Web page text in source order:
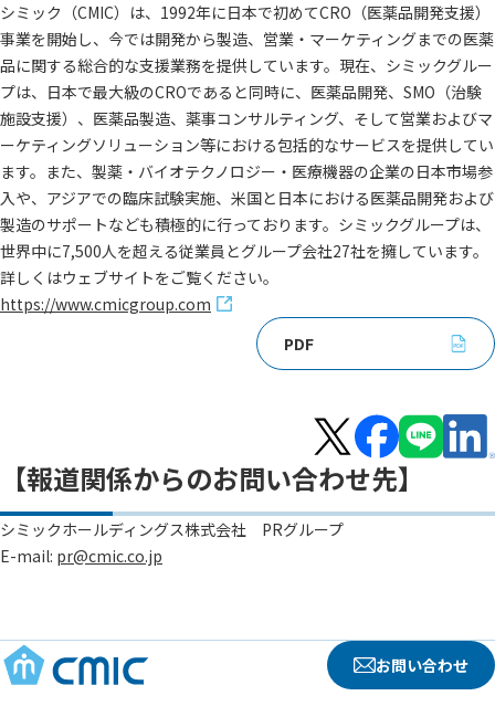
シミック（CMIC）は、1992年に日本で初めてCRO（医薬品開発支援）
事業を開始し、今では開発から製造、営業・マーケティングまでの医薬
品に関する総合的な支援業務を提供しています。現在、シミックグルー
プは、日本で最大級のCROであると同時に、医薬品開発、SMO（治験
施設支援）、医薬品製造、薬事コンサルティング、そして営業およびマ
ーケティングソリューション等における包括的なサービスを提供してい
ます。また、製薬・バイオテクノロジー・医療機器の企業の日本市場参
入や、アジアでの臨床試験実施、米国と日本における医薬品開発および
製造のサポートなども積極的に行っております。シミックグループは、
世界中に7,500人を超える従業員とグループ会社27社を擁しています。
詳しくはウェブサイトをご覧ください。
https://www.cmicgroup.com
PDF
【報道関係からのお問い合わせ先】
シミックホールディングス株式会社 PRグループ
E-mail: pr@cmic.co.jp
お問い合わせ